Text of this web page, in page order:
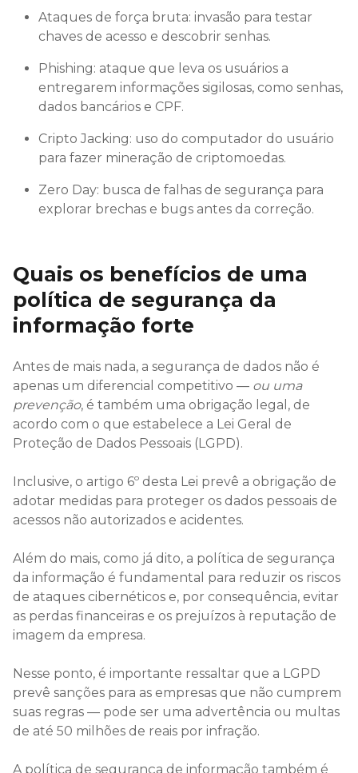
Ataques de força bruta: invasão para testar
chaves de acesso e descobrir senhas.
Phishing: ataque que leva os usuários a
entregarem informações sigilosas, como senhas,
dados bancários e CPF.
Cripto Jacking: uso do computador do usuário
para fazer mineração de criptomoedas.
Zero Day: busca de falhas de segurança para
explorar brechas e bugs antes da correção.
Quais os benefícios de uma
política de segurança da
informação forte
Antes de mais nada, a segurança de dados não é
apenas um diferencial competitivo — ou uma
prevenção, é também uma obrigação legal, de
acordo com o que estabelece a Lei Geral de
Proteção de Dados Pessoais (LGPD).
Inclusive, o artigo 6º desta Lei prevê a obrigação de
adotar medidas para proteger os dados pessoais de
acessos não autorizados e acidentes.
Além do mais, como já dito, a política de segurança
da informação é fundamental para reduzir os riscos
de ataques cibernéticos e, por consequência, evitar
as perdas financeiras e os prejuízos à reputação de
imagem da empresa.
Nesse ponto, é importante ressaltar que a LGPD
prevê sanções para as empresas que não cumprem
suas regras — pode ser uma advertência ou multas
de até 50 milhões de reais por infração.
A política de segurança de informação também é